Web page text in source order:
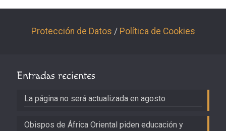
Protección de Datos / Política de Cookies
Entradas recientes
La página no será actualizada en agosto
Obispos de África Oriental piden educación y